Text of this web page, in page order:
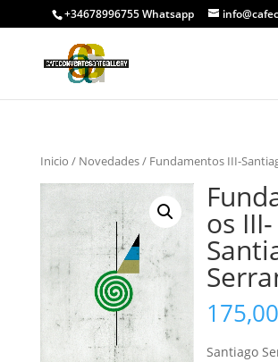
+34678996755 Whatsapp
Inicio / Novedades/ Fundamentos III-
os III-
Santiago